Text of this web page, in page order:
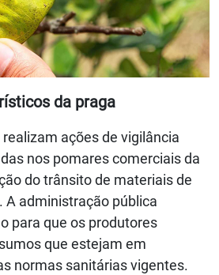
da praga
ações de vigilância
nos pomares comerciais da
do trânsito de materiais de
A administração pública
para que os produtores
que estejam em
normas sanitárias vigentes.